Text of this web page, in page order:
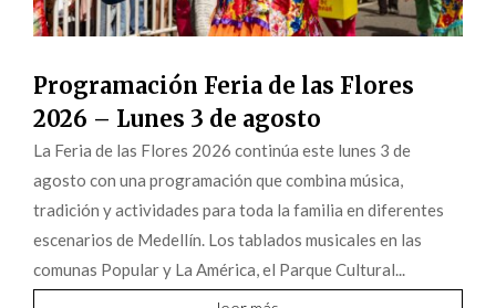
Programación Feria de las Flores
2026 – Lunes 3 de agosto
La Feria de las Flores 2026 continúa este lunes 3 de
agosto con una programación que combina música,
tradición y actividades para toda la familia en diferentes
escenarios de Medellín. Los tablados musicales en las
comunas Popular y La América, el Parque Cultural...